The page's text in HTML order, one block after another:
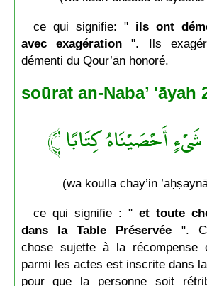
ce qui signifie: " ils ont
avec exagération". Ils
démenti du Qour’ān honoré.
soūrat an-Naba’ 'āyah
أَحْصَيْنَاهُ كِتَابًا ﴾
(wa koulla chay’in
ce qui signifie : " et toute
dans la Table Préservée ".
chose sujette à la récompense
parmi les actes est inscrite dans
pour que la personne soit